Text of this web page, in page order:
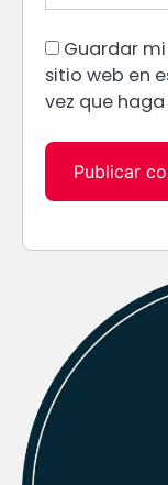
Guardar
sitio web en
vez que